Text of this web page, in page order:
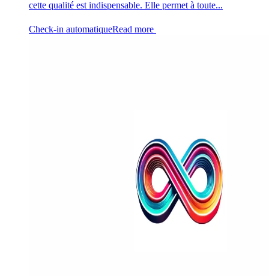
cette qualité est indispensable. Elle permet à toute...
Check-in automatiqueRead more